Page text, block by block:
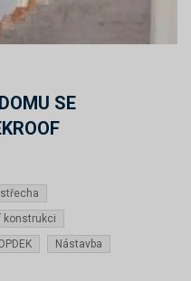
SE
konstrukci
Nástavba